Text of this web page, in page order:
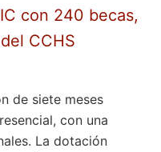
con 240 becas,
CCHS
de siete meses
con una
La dotación